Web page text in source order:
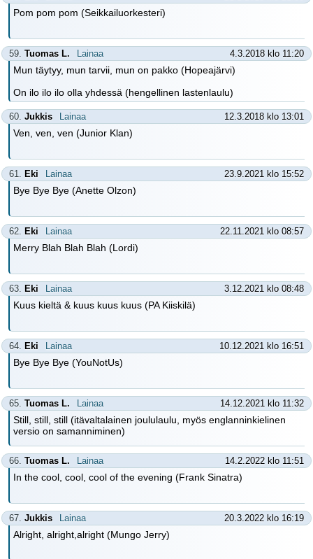
Pom pom pom (Seikkailuorkesteri)
59. Tuomas L. Lainaa 4.3.2018 klo 11:20
Mun täytyy, mun tarvii, mun on pakko (Hopeajärvi)
On ilo ilo ilo olla yhdessä (hengellinen lastenlaulu)
60. Jukkis Lainaa 12.3.2018 klo 13:01
Ven, ven, ven (Junior Klan)
61. Eki Lainaa 23.9.2021 klo 15:52
Bye Bye Bye (Anette Olzon)
62. Eki Lainaa 22.11.2021 klo 08:57
Merry Blah Blah Blah (Lordi)
63. Eki Lainaa 3.12.2021 klo 08:48
Kuus kieltä & kuus kuus kuus (PA Kiiskilä)
64. Eki Lainaa 10.12.2021 klo 16:51
Bye Bye Bye (YouNotUs)
65. Tuomas L. Lainaa 14.12.2021 klo 11:32
Still, still, still (itävaltalainen joululaulu, myös englanninkielinen
versio on samanniminen)
66. Tuomas L. Lainaa 14.2.2022 klo 11:51
In the cool, cool, cool of the evening (Frank Sinatra)
67. Jukkis Lainaa 20.3.2022 klo 16:19
Alright, alright,alright (Mungo Jerry)